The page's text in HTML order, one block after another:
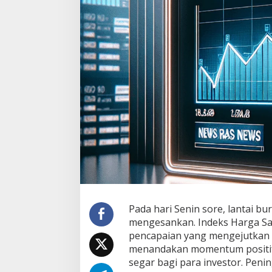
Pada hari Senin sore, lantai
mengesankan. Indeks Harga
pencapaian yang
menandakan momentum
segar bagi para investor.